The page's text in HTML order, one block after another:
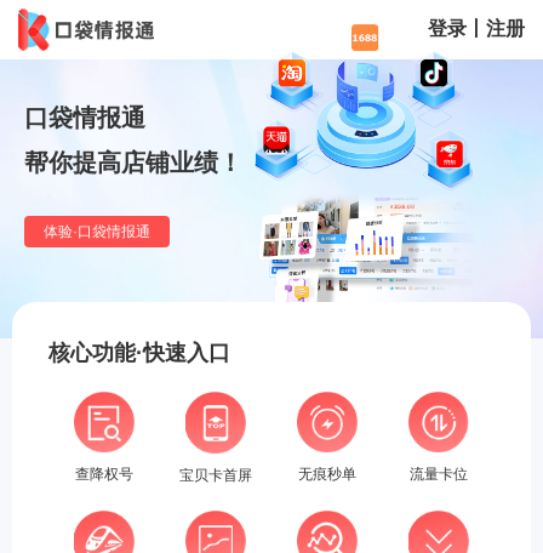
登录丨注册
口袋情报通
帮你提高店铺业绩！
体验·口袋情报通
核心功能·快速入口
查降权号 宝贝卡首屏 无痕秒单 流量卡位